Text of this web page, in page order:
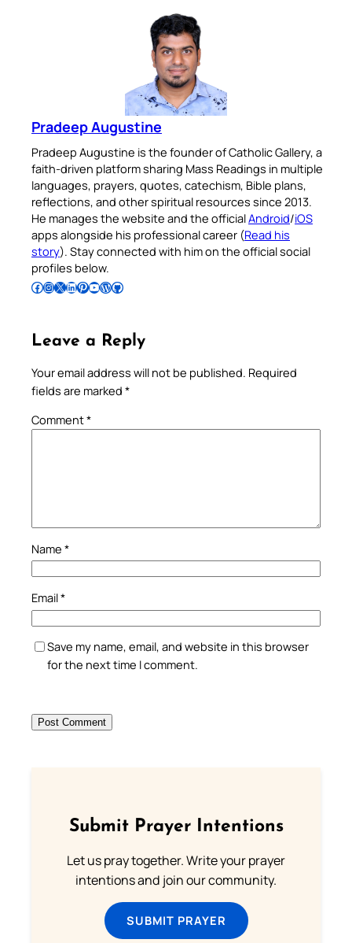
Pradeep Augustine
Pradeep Augustine is the founder of Catholic Gallery, a
faith-driven platform sharing Mass Readings in multiple
languages, prayers, quotes, catechism, Bible plans,
reflections, and other spiritual resources since 2013.
He manages the website and the officialAndroid/iOS
apps alongside his professional career (Read his
story). Stay connected with him on the official social
profiles below.
Follow Pradeep on Facebook Follow Pradeep on InstagramFollow Pradeep on X Follow Pradeep on LinkedIn Follow Pradeep on Pinterest Subscribe to Pradeep’s Youtube Channel Follow Pradeep on WordPress Follow Pradeep on GitHub
Leave a Reply
Your email address will not be published. Required
fields are marked *
Comment*
Name *
Email*
Save my name, email, and website in this browser
for the next time I comment.
Submit Prayer Intentions
Let us pray together. Write your prayer
intentions and join our community.
SUBMIT PRAYER